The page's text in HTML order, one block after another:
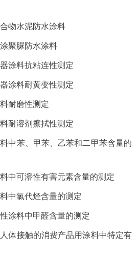
物水泥防水涂料
聚脲防水涂料
涂料抗粘连性测定
涂料耐黄变性测定
耐磨性测定
耐溶剂擦拭性测定
中苯、甲苯、乙苯和二甲苯含量的
中可溶性有害元素含量的测定
中氯代烃含量的测定
涂料中甲醛含量的测定
体接触的消费产品用涂料中特定有